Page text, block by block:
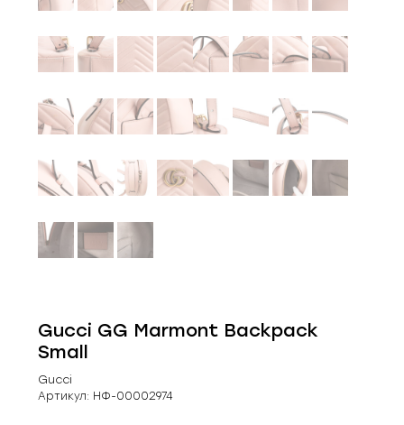
Gucci GG Marmont Backpack
Small
Gucci
Артикул: НФ-00002974